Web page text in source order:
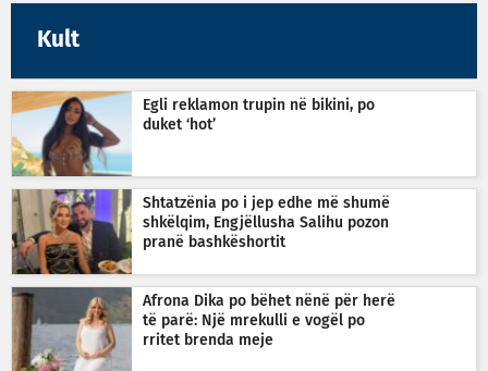
Kult
Egli reklamon trupin në bikini, po
duket ‘hot’
Shtatzënia po i jep edhe më shumë
shkëlqim, Engjëllusha Salihu pozon
pranë bashkëshortit
Afrona Dika po bëhet nënë për herë
të parë: Një mrekulli e vogël po
rritet brenda meje